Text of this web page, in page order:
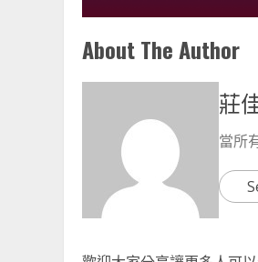
About The Author
莊
當所